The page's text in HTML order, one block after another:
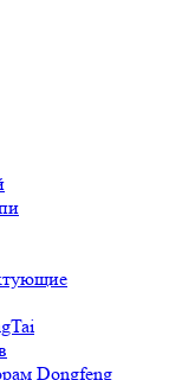
Dongfeng